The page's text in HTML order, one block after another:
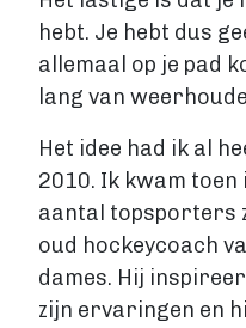
Contact
hebt. Je hebt dus
allemaal op je pad
lang van
Het idee had ik al
2010. Ik kwam
aantal topsporters
oud hockeycoach
dames. Hij
zijn ervaringen en